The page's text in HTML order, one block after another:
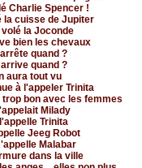
Charlie Spencer !
la cuisse de Jupiter
volé la Joconde
bien les chevaux
quand ?
quand ?
aura tout vu
à l'appeler Trinita
bon avec les femmes
Milady
Trinita
Jeeg Robot
Malabar
dans la ville